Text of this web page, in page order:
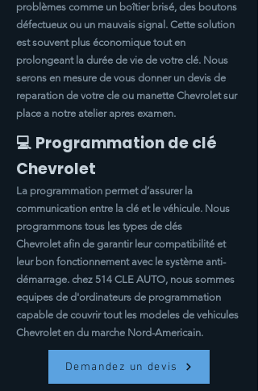
problèmes comme un boîtier brisé, des boutons
défectueux ou un mauvais signal. Cette solution
est souvent plus économique tout en
prolongeant la durée de vie de votre clé. Nous
serons en mesure de vous donner un devis de
reparation de votre cle ou manette Chevroletsur
place a notre atelier apres examen.
💻 Programmation de clé
Chevrolet
La programmation permet d’assurer la
communication entre la clé et le véhicule. Nous
programmons tous les types de clés
Chevrolet afin de garantir leur compatibilité et
leur bon fonctionnement avec le système anti-
démarrage. chez 514 CLE AUTO, nous sommes
equipes de d'ordinateurs de programmation
capable de couvrir tout les modeles de vehicules
Chevroleten du marche Nord-Americain.
Demandez un devis